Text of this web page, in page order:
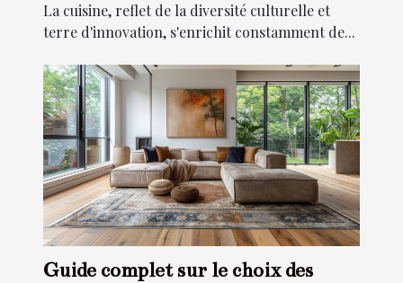
La cuisine, reflet de la diversité culturelle et
terre d'innovation, s'enrichit constamment de...
Guide complet sur le choix des